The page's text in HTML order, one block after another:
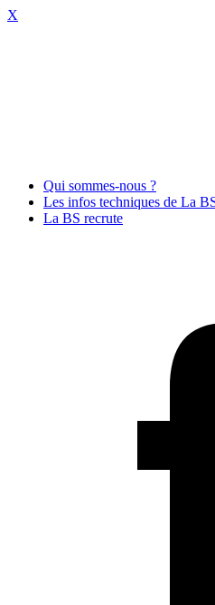
X
Qui sommes-nous ?
Les infos techniques de La
La BS recrute